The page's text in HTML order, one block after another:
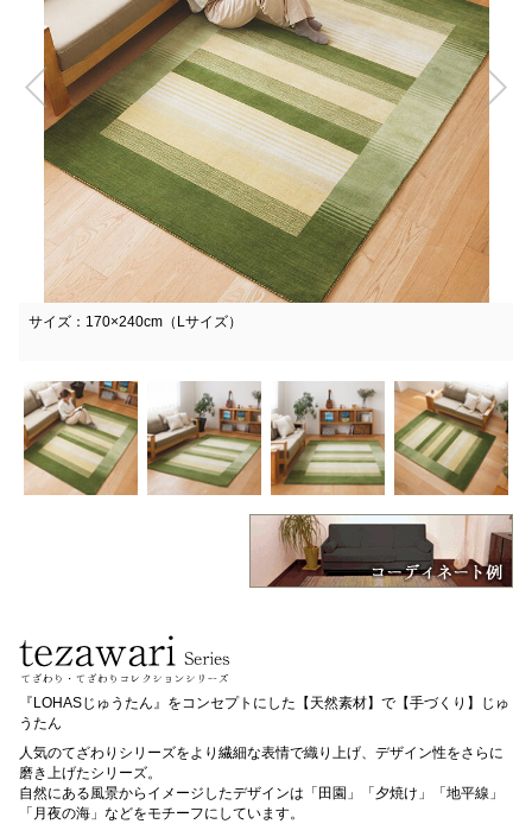
サイズ：170×240cm（Lサイズ）
『LOHASじゅうたん』をコンセプトにした【天然素材】で【手づくり】じゅ
うたん
人気のてざわりシリーズをより繊細な表情で織り上げ、デザイン性をさらに
磨き上げたシリーズ。
自然にある風景からイメージしたデザインは「田園」「夕焼け」「地平線」
「月夜の海」などをモチーフにしています。